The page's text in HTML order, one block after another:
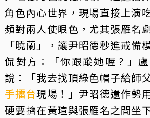
角色內心世界，現場直接上演
頻對兩人使眼色，尤其張雁名
「曉蘭」，讓尹昭德秒進戒備
侃對方：「你跟蹤她喔？」
說：「我去找頂綠色帽子給師
手擂台現場！」尹昭德還作勢
硬要擠在黃瑄與張雁名之間坐